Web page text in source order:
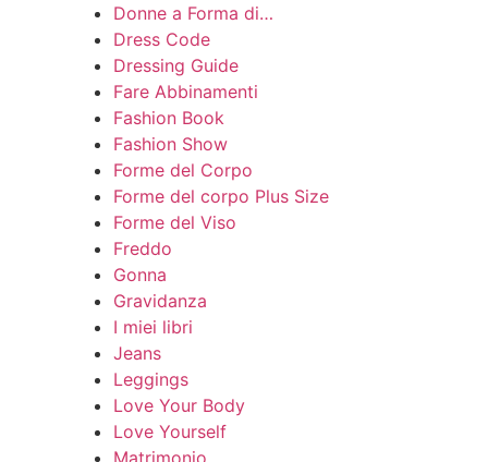
Donne a Forma di…
Dress Code
Dressing Guide
Fare Abbinamenti
Fashion Book
Fashion Show
Forme del Corpo
Forme del corpo Plus Size
Forme del Viso
Freddo
Gonna
Gravidanza
I miei libri
Jeans
Leggings
Love Your Body
Love Yourself
Matrimonio